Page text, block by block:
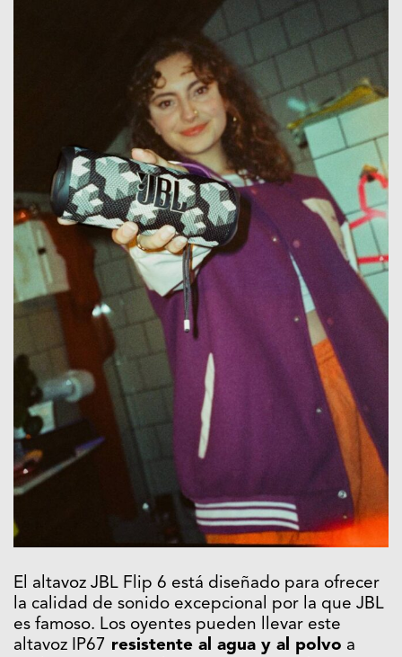
El altavoz JBL Flip 6 está diseñado para ofrecer
la calidad de sonido excepcional por la que JBL
es famoso. Los oyentes pueden llevar este
altavoz IP67 resistente al agua y al polvo a